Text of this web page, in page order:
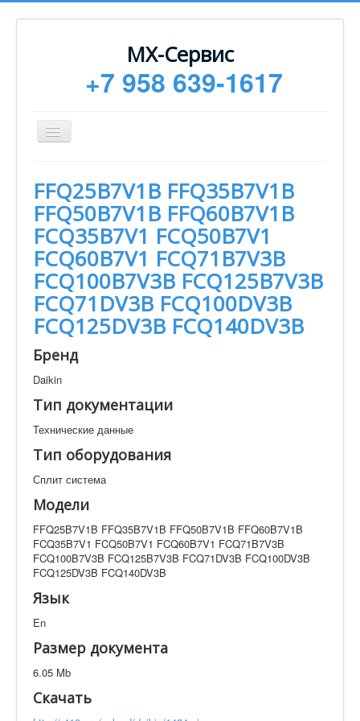
МХ-Сервис
+7 958 639-1617
Toggle
Navigation
Монтаж
Сервисное обслуживание
Техническая документация
Статьи
Новости
Контакты
FFQ25B7V1B FFQ35B7V1B FFQ50B7V1B FFQ60B7V1B
FCQ35B7V1 FCQ50B7V1 FCQ60B7V1 FCQ71B7V3B
FCQ100B7V3B FCQ125B7V3B FCQ71DV3B
FCQ100DV3B FCQ125DV3B FCQ140DV3B
Искать
Производитель
Элементов на страницу
FFQ25B7V1B FFQ35B7V1B
FFQ50B7V1B FFQ60B7V1B
FCQ35B7V1 FCQ50B7V1
FCQ60B7V1 FCQ71B7V3B
FCQ100B7V3B FCQ125B7V3B
FCQ71DV3B FCQ100DV3B
FCQ125DV3B FCQ140DV3B
Бренд
Daikin
Тип документации
Технические данные
Тип оборудования
Сплит система
Модели
FFQ25B7V1B FFQ35B7V1B FFQ50B7V1B FFQ60B7V1B
FCQ35B7V1 FCQ50B7V1 FCQ60B7V1 FCQ71B7V3B
FCQ100B7V3B FCQ125B7V3B FCQ71DV3B FCQ100DV3B
FCQ125DV3B FCQ140DV3B
Язык
En
Размер документа
6.05 Mb
Скачать